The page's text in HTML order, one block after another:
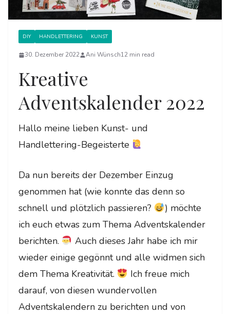
DIY HANDLETTERING KUNST
30. Dezember 2022 Ani Wünsch12 min read
Kreative
Adventskalender 2022
Hallo meine lieben Kunst- und
Handlettering-Begeisterte
Da nun bereits der Dezember Einzug
genommen hat (wie konnte das denn so
schnell und plötzlich passieren?
) möchte
ich euch etwas zum Thema Adventskalender
berichten.
Auch dieses Jahr habe ich mir
wieder einige gegönnt und alle widmen sich
dem Thema Kreativität.
Ich freue mich
darauf, von diesen wundervollen
Adventskalendern zu berichten und von